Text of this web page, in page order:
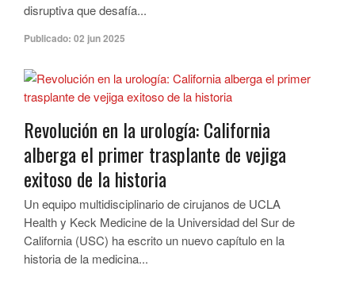
disruptiva que desafía...
Publicado: 02 jun 2025
Revolución en la urología: California
alberga el primer trasplante de vejiga
exitoso de la historia
Un equipo multidisciplinario de cirujanos de UCLA
Health y Keck Medicine de la Universidad del Sur de
California (USC) ha escrito un nuevo capítulo en la
historia de la medicina...